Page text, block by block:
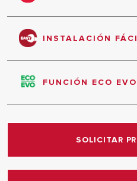
Alto rendimiento
consumo y emisiones
INSTALACIÓN
Medidas compactas que
instalación.
FUNCIÓN ECO EVO
Memoriza tus hábitos
SOLICITAR